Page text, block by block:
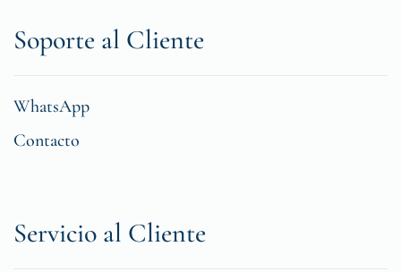
Soporte al Cliente
WhatsApp
Contacto
Servicio al Cliente